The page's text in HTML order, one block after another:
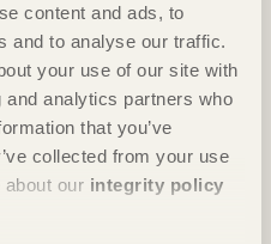
content and ads, to
and to analyse our traffic.
your use of our site with
analytics partners who
that you’ve
collected from your use
our integrity policy